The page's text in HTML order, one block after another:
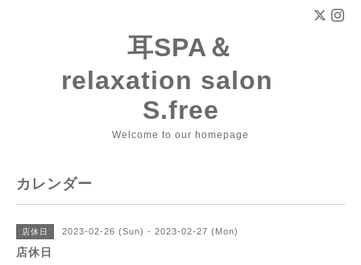
耳SPA＆
relaxation salon
S.free
Welcome to our homepage
カレンダー
店休日 2023-02-26 (Sun) - 2023-02-27 (Mon)
店休日